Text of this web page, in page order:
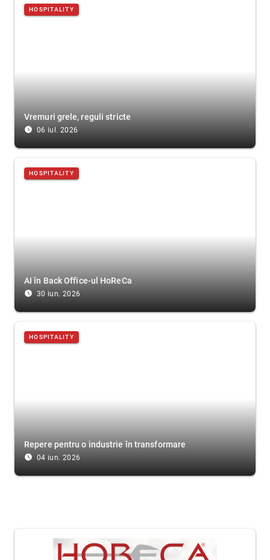
HOSPITALITY
Vremuri grele, reguli stricte
access_time_filled 06 iul. 2026
HOSPITALITY
AI în Back Office-ul HoReCa
access_time_filled 30 iun. 2026
HOSPITALITY
Repere pentru o industrie în transformare
access_time_filled 04 iun. 2026